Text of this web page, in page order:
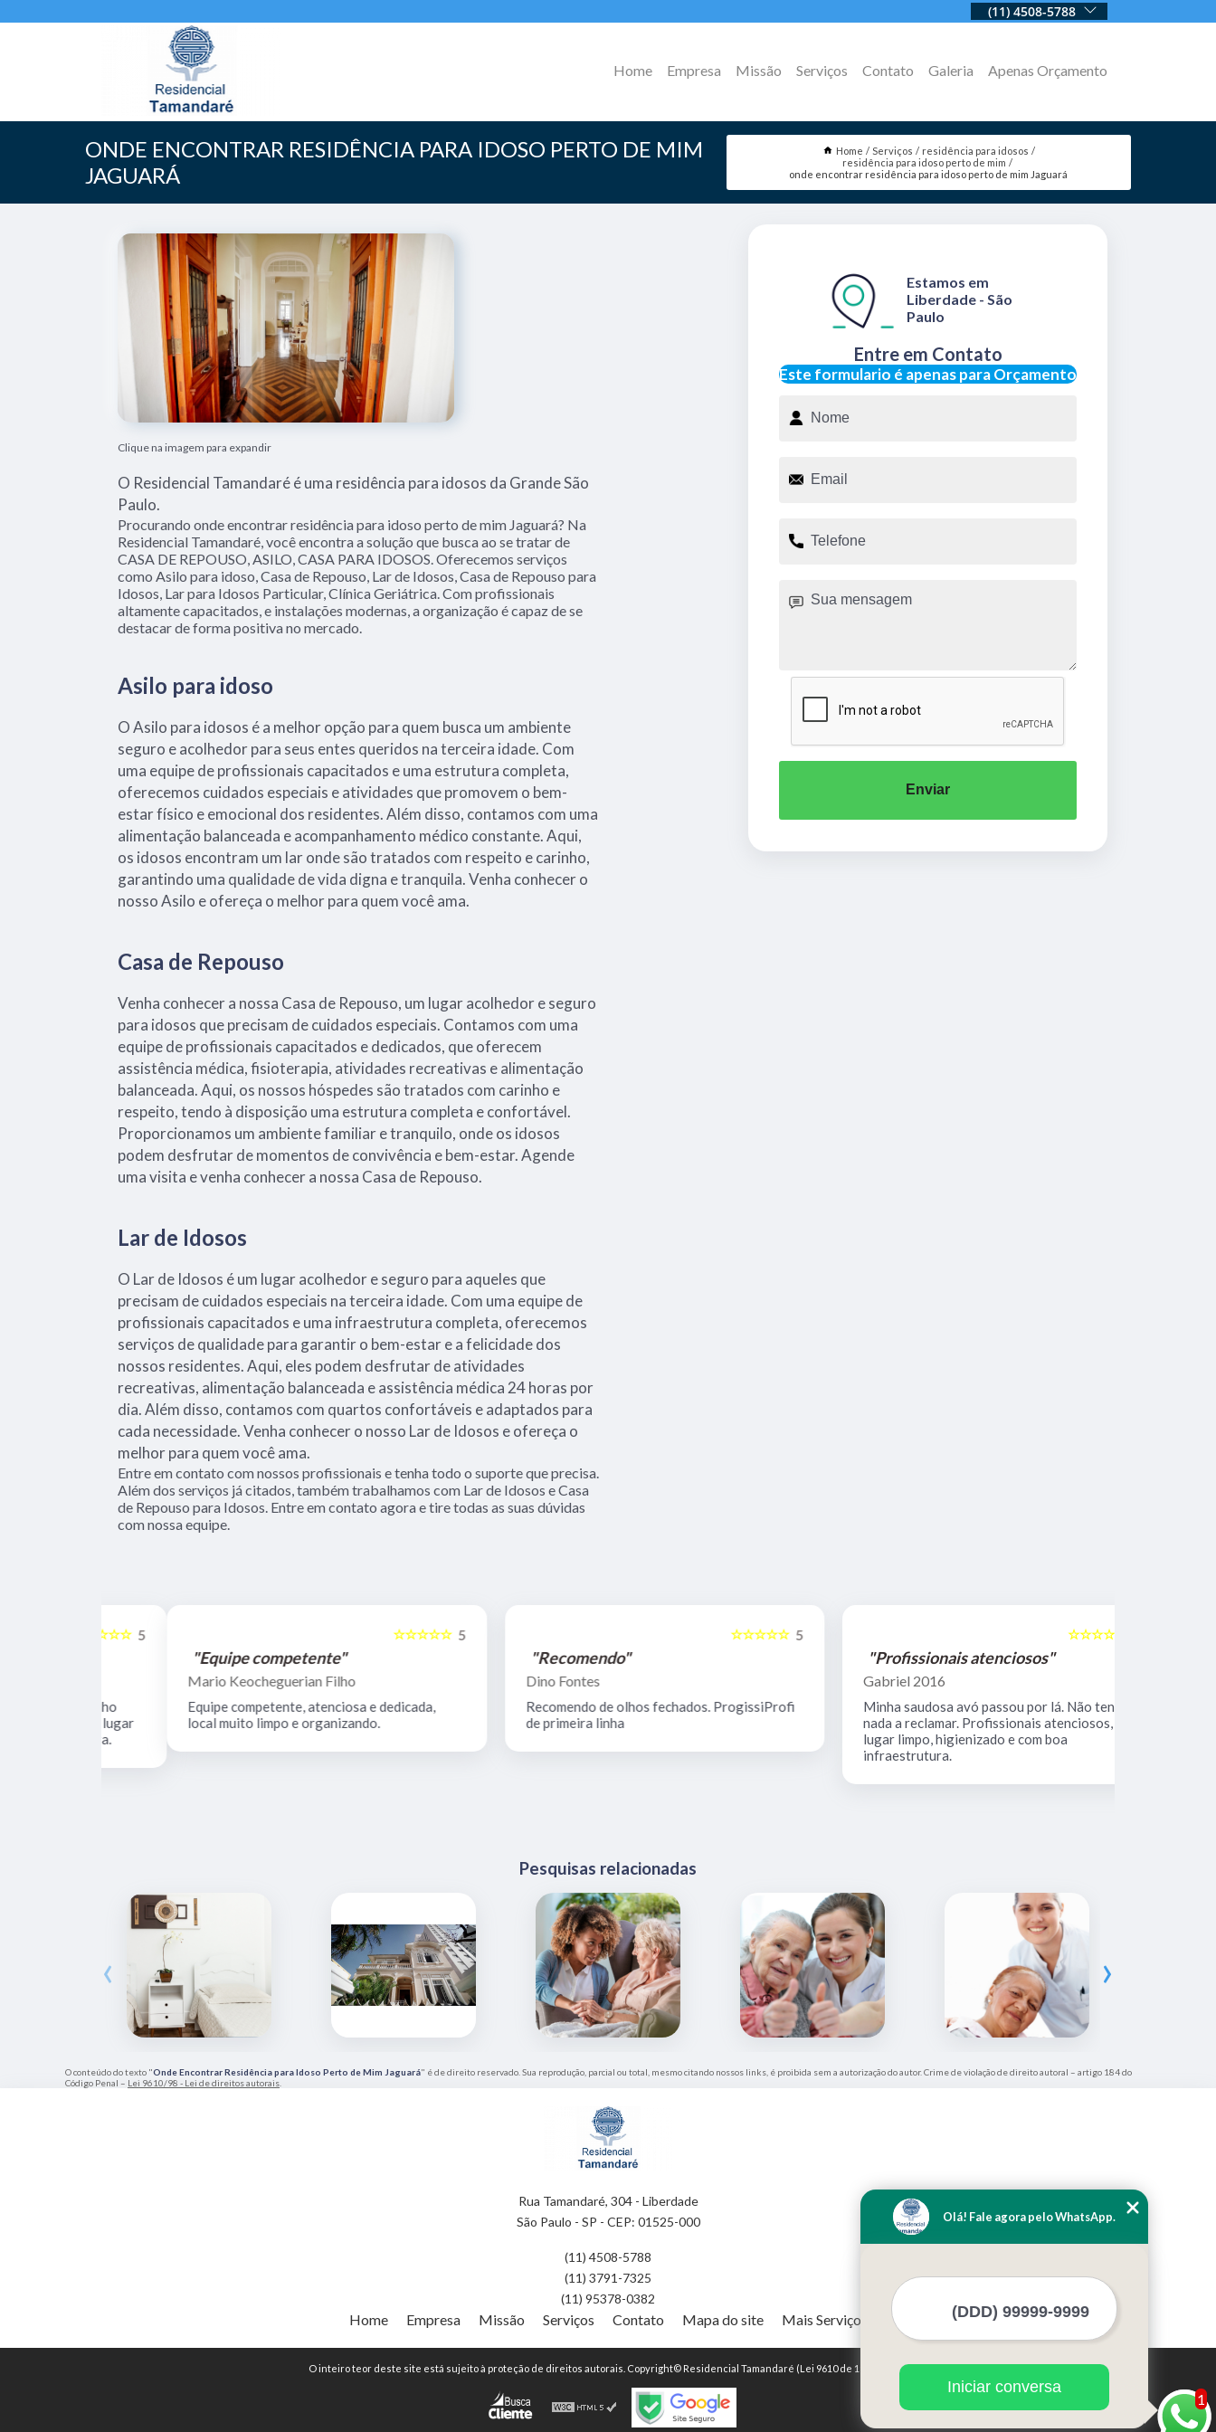
(11) 4508-5788
Home Empresa Missão Serviços Contato Galeria Apenas Orçamento
ONDE ENCONTRAR RESIDÊNCIA PARA IDOSO PERTO DE MIM
JAGUARÁ
Home Serviços
residência para idosos
residência para idoso perto de mim
onde encontrar residência para idoso perto de mim Jaguará
Clique na imagem para expandir
O Residencial Tamandaré é uma residência para idosos da Grande São
Paulo.
Procurando onde encontrar residência para idoso perto de mim Jaguará? Na
Residencial Tamandaré, você encontra a solução que busca ao se tratar de
CASA DE REPOUSO, ASILO, CASA PARA IDOSOS. Oferecemos serviços
como Asilo para idoso, Casa de Repouso, Lar de Idosos, Casa de Repouso para
Idosos, Lar para Idosos Particular, Clínica Geriátrica. Com profissionais
altamente capacitados, e instalações modernas, a organização é capaz de se
destacar de forma positiva no mercado.
Asilo para idoso
O Asilo para idosos é a melhor opção para quem busca um ambiente
seguro e acolhedor para seus entes queridos na terceira idade. Com
uma equipe de profissionais capacitados e uma estrutura completa,
oferecemos cuidados especiais e atividades que promovem o bem-
estar físico e emocional dos residentes. Além disso, contamos com uma
alimentação balanceada e acompanhamento médico constante. Aqui,
os idosos encontram um lar onde são tratados com respeito e carinho,
garantindo uma qualidade de vida digna e tranquila. Venha conhecer o
nosso Asilo e ofereça o melhor para quem você ama.
Casa de Repouso
Venha conhecer a nossa Casa de Repouso, um lugar acolhedor e seguro
para idosos que precisam de cuidados especiais. Contamos com uma
equipe de profissionais capacitados e dedicados, que oferecem
assistência médica, fisioterapia, atividades recreativas e alimentação
balanceada. Aqui, os nossos hóspedes são tratados com carinho e
respeito, tendo à disposição uma estrutura completa e confortável.
Proporcionamos um ambiente familiar e tranquilo, onde os idosos
podem desfrutar de momentos de convivência e bem-estar. Agende
uma visita e venha conhecer a nossa Casa de Repouso.
Lar de Idosos
O Lar de Idosos é um lugar acolhedor e seguro para aqueles que
precisam de cuidados especiais na terceira idade. Com uma equipe de
profissionais capacitados e uma infraestrutura completa, oferecemos
serviços de qualidade para garantir o bem-estar e a felicidade dos
nossos residentes. Aqui, eles podem desfrutar de atividades
recreativas, alimentação balanceada e assistência médica 24 horas por
dia. Além disso, contamos com quartos confortáveis e adaptados para
cada necessidade. Venha conhecer o nosso Lar de Idosos e ofereça o
melhor para quem você ama.
Entre em contato com nossos profissionais e tenha todo o suporte que precisa.
Além dos serviços já citados, também trabalhamos com Lar de Idosos e Casa
de Repouso para Idosos. Entre em contato agora e tire todas as suas dúvidas
com nossa equipe.
Este formulario é apenas para Orçamento
Entre em Contato
Estamos em
Liberdade - São
Paulo
Enviar
5
☆☆☆☆☆
"Equipe competente"
Mario Keocheguerian Filho
Equipe competente, atenciosa e dedicada,
local muito limpo e organizando.
5
☆☆☆☆☆
"Recomendo"
Dino Fontes
Recomendo de olhos fechados. ProgissiProfi
de primeira linha
5
☆☆☆☆☆
"Profissionais atenciosos"
Gabriel 2016
Minha saudosa avó passou por lá. Não tenho
nada a reclamar. Profissionais atenciosos,
lugar limpo, higienizado e com boa
infraestrutura.
Pesquisas relacionadas
‹ ›
O conteúdo do texto "Onde Encontrar Residência para Idoso Perto de Mim Jaguará" é de direito reservado. Sua reprodução, parcial ou total, mesmo citando nossos links, é proibida sem a autorização do autor. Crime de violação de direito autoral – artigo 184 do
Código Penal – Lei 9610/98 - Lei de direitos autorais
Rua Tamandaré, 304 - Liberdade
São Paulo - SP - CEP: 01525-000
(11) 4508-5788
(11) 3791-7325
(11) 95378-0382
Home Empresa Missão Serviços Contato Mapa do site Mais Serviços
O inteiro teor deste site está sujeito à proteção de direitos autorais. Copyright© Residencial Tamandaré (Lei 9610 de 19/02/1998)
1
Olá! Fale agora pelo WhatsApp.
Iniciar conversa